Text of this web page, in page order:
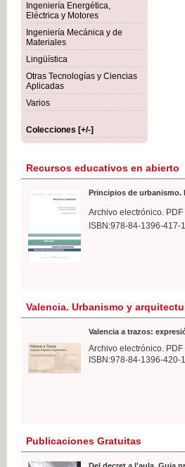
Ingeniería Energética,
Eléctrica y Motores
Ingeniería Mecánica y de
Materiales
Lingüística
Otras Tecnologías y Ciencias
Aplicadas
Varios
Colecciones [+/-]
Recursos educativos en abierto
Principios de urbanismo.
Archivo electrónico.
ISBN:978-84-1396-417-1
Valencia. Urbanismo y
Valencia a trazos:
Archivo electrónico.
ISBN:978-84-1396-420-1
Publicaciones Gratuitas